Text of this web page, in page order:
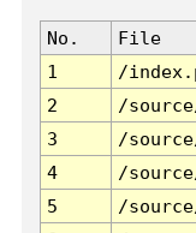
No. File
1
/
2
/
3
/
4
/
5
/